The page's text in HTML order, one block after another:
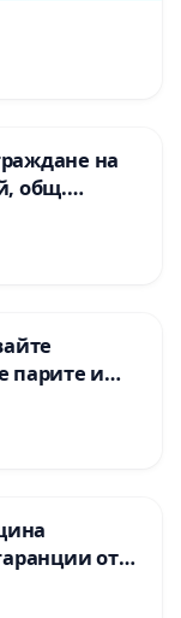
на
общ.
парите и
от
че ще се